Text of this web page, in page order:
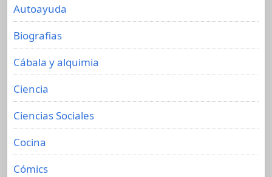
Autoayuda
Biografias
Cábala y alquimia
Ciencia
Ciencias Sociales
Cocina
Cómics